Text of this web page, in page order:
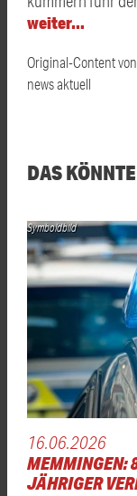
weiter…
Original-Content
news aktuell
DAS
Symboldbild
16.06.2026
MEMMINGEN:
JÄHRIGER